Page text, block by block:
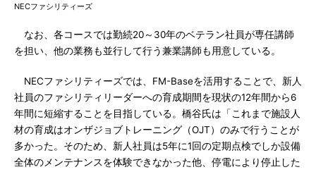
NECファシリティーズ
なお、各コースでは勤続20～30年のベテラン社員が専任講師
を担い、他の業務も並行して行う兼業講師も用意している。
NECファシリティーズでは、FM-Baseを活用することで、新人
社員のファシリティリーダーへの育成期間を現状の12年間から6
年間に短縮することを目指している。橋谷氏は「これまで施設人
材の育成はオンザジョブトレーニング（OJT）のみで行うことが
多かった。そのため、新人社員は5年に1回の定期点検でしか設備
全体のメンテナンスを体験できなかった他、停電により停止した